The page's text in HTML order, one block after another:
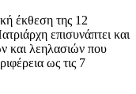
έκθεση της 12
επισυνάπτει και
και λεηλασιών που
ως τις 7